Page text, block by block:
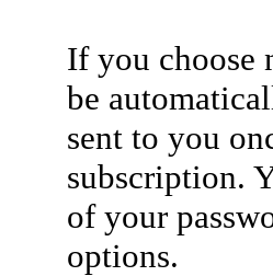
If you choose
be
sent to you
subscription.
of your
options.